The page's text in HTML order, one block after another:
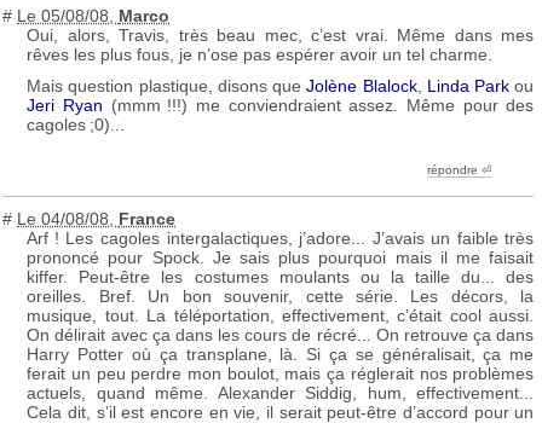
# Le 05/08/08
Marco
Oui, alors, Travis, très beau mec, c’est vrai. Même dans mes
rêves les plus fous, je n’ose pas espérer avoir un tel charme.
Mais question plastique, disons queJolène Blalock, Linda Park ou
Jeri Ryan (mmm !!!) me conviendraient assez. Même pour des
cagoles ;0)...
répondre ︎⏎
# Le 04/08/08
France
Arf ! Les cagoles intergalactiques, j’adore... J’avais un faible très
prononcé pour Spock. Je sais plus pourquoi mais il me faisait
kiffer. Peut-être les costumes moulants ou la taille du... des
oreilles. Bref. Un bon souvenir, cette série. Les décors, la
musique, tout. La téléportation, effectivement, c’était cool aussi.
On délirait avec ça dans les cours de récré... On retrouve ça dans
Harry Potter où ça transplane, là. Si ça se généralisait, ça me
ferait un peu perdre mon boulot, mais ça réglerait nos problèmes
actuels, quand même. Alexander Siddig, hum, effectivement...
Cela dit, s’il est encore en vie, il serait peut-être d’accord pour un